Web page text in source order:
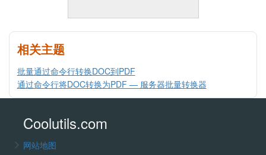
相关主题
批量通过命令行转换DOC到PDF
通过命令行将DOC转换为PDF — 服务器批量转换器
Coolutils.com
网站地图